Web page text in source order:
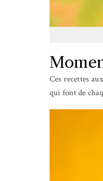
Ces recettes
qui font de